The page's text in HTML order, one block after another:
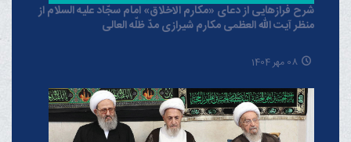
شرح فرازهایی از دعای «مکارم الاخلاق» امام سجّاد علیه السلام از
منظر آیت الله العظمی مکارم شیرازی مدّ ظلّه العالی
08 مهر 1404